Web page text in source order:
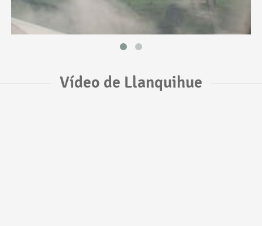
Vídeo de Llanquihue